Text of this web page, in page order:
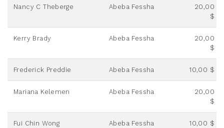
Nancy C Theberge Abeba Fessha
20,00
$
Kerry Brady Abeba Fessha
20,00
$
Frederick Preddie Abeba Fessha 10,00 $
Mariana Kelemen Abeba Fessha
20,00
$
Fui Chin Wong Abeba Fessha 10,00 $